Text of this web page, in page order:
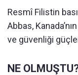
Resmî Filistin
Abbas,
ve güvenliği
NE